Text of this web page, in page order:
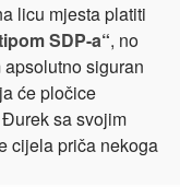
licu mjesta platiti
SDP-a“, no
siguran
će pločice
sa svojim
cijela priča nekoga